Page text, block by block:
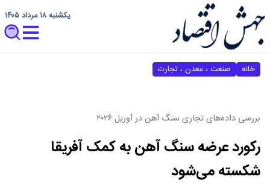
یکشنبه ۱۸ مرداد ۱۴۰۵
خانه صنعت ، معدن ، تجارت
بررسی داده‌های تجاری سنگ آهن در آوریل ۲۰۲۶
رکورد عرضه سنگ آهن به کمک آفریقا
شکسته می‌شود